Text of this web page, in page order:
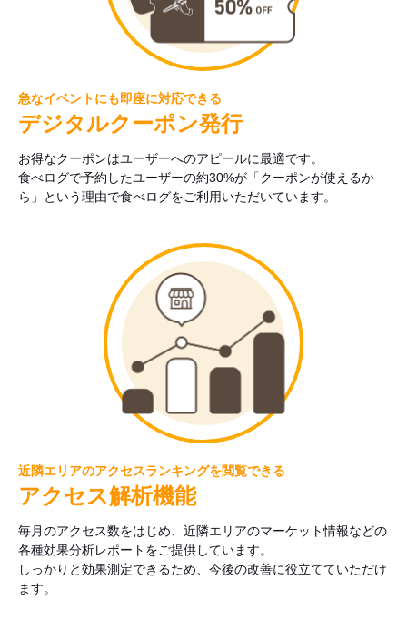
急なイベントにも即座に対応できる
デジタルクーポン発行
お得なクーポンはユーザーへのアピールに最適です。
食べログで予約したユーザーの約30%が「クーポンが使えるか
ら」という理由で食べログをご利用いただいています。
近隣エリアのアクセスランキングを閲覧できる
アクセス解析機能
毎月のアクセス数をはじめ、近隣エリアのマーケット情報などの
各種効果分析レポートをご提供しています。
しっかりと効果測定できるため、今後の改善に役立てていただけ
ます。